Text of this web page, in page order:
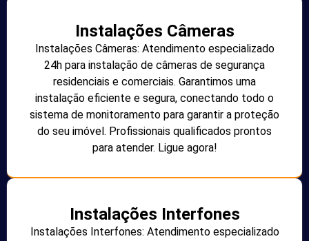
Instalações Câmeras
Instalações Câmeras: Atendimento especializado
24h para instalação de câmeras de segurança
residenciais e comerciais. Garantimos uma
instalação eficiente e segura, conectando todo o
sistema de monitoramento para garantir a proteção
do seu imóvel. Profissionais qualificados prontos
para atender. Ligue agora!
Instalações Interfones
Instalações Interfones: Atendimento especializado